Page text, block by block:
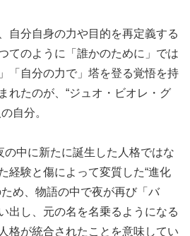
自分自身の力や目的を再定義する
てのように「誰かのために」では
「自分の力で」塔を登る覚悟を持
れたのが、“ジュオ・ビオレ・グ
自分。
の中に新たに誕生した人格ではな
経験と傷によって変質した“進化
め、物語の中で夜が再び「バ
出し、元の名を名乗るようになる
格が統合されたことを意味してい